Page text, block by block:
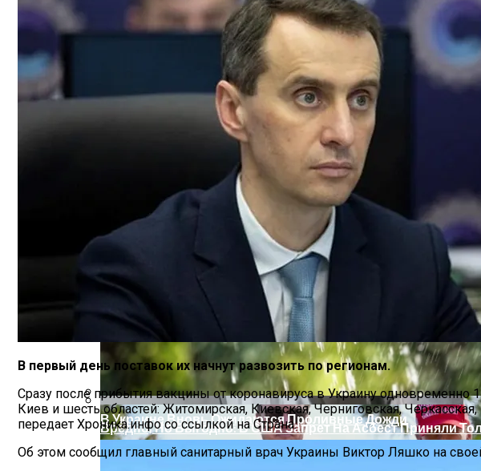
Военные Рельсы Спасут Британскую Экономику?
На Какую Зарплату Могут Рассчитывать Украинцы За
Индия Не Будет Спрашивать Разрешения На Запуск
Вредно, Но Выгодно: В США Запрет На Асбест Приняли
Стало Известно, Сколько Бойцов ВСУ Погибло С
В Украине Вновь Ожидаются Проливные Дожди
В первый день поставок их начнут развозить по регионам.
Сразу после прибытия вакцины от коронавируса в Украину одновременно
Киев и шесть областей: Житомирская, Киевская, Черниговская,
передает Хроника.инфо со ссылкой на Страна.
Об этом сообщил главный санитарный врач Украины Виктор Ляшко на